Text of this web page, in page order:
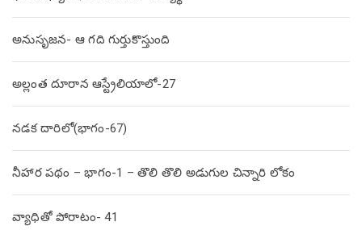
అనుసృజన- ఆ గది గుర్తుకొస్తుంది
అల్లంత దూరాన ఆస్ట్రేలియాలో-27
నడక దారిలో(భాగం-67)
నీహార పథం – భాగం-1 – తొలి తొలి అడుగుల చిన్నారి లోకం
వ్యాధితో పోరాటం- 41